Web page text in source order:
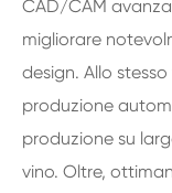
CAD/CAM
migliorare
design. Allo
produzione
produzione su
vino. Oltre,